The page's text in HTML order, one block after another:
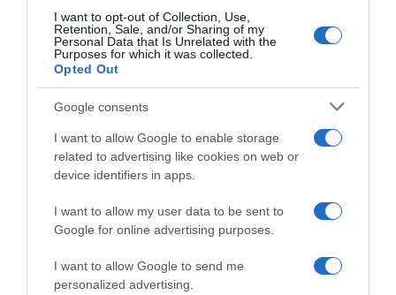
I want to opt-out of Collection, Use,
Retention, Sale, and/or Sharing of my
Personal Data that Is Unrelated with the
Purposes for which it was collected.
Opted Out
Google consents
I want to allow Google to enable storage
related to advertising like cookies on web or
device identifiers in apps.
I want to allow my user data to be sent to
Google for online advertising purposes.
I want to allow Google to send me
personalized advertising.
Címkék: boldogság, örömhír , Szily Nóra
gyógytorna,felépülés,térd
Korábbi bejegyzések